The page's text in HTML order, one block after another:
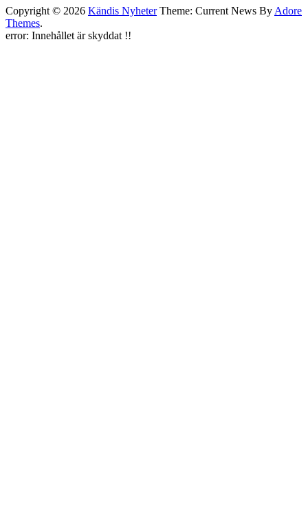
Copyright © 2026 Kändis NyheterTheme: Current News By Adore
Themes.
error: Innehållet är skyddat !!